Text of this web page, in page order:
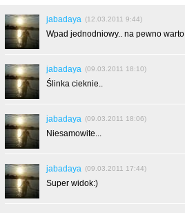
jabadaya (12.03.2011 9:44)
Wpad jednodniowy.. na pewno warto
jabadaya (09.03.2011 18:10)
Ślinka cieknie..
jabadaya (09.03.2011 18:06)
Niesamowite...
jabadaya (09.03.2011 17:44)
Super widok:)